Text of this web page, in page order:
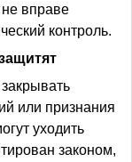
вправе
контроль.
или признания
уходить
законом,